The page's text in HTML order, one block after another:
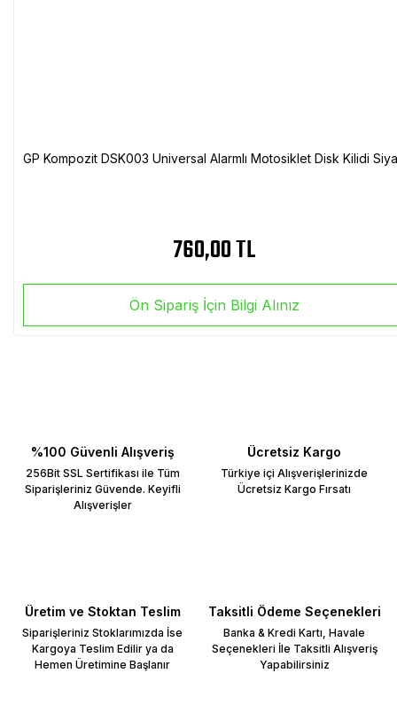
GP Kompozit DSK003 Universal Alarmlı Motosiklet Disk Kilidi
760,00 TL
Ön Sipariş İçin Bilgi Alınız
%100 Güvenli Alışveriş
256Bit SSL Sertifikası ile Tüm
Siparişleriniz Güvende. Keyifli
Alışverişler
Ücretsiz Kargo
Türkiye içi Alışverişlerinizde
Ücretsiz Kargo Fırsatı
Üretim ve Stoktan Teslim
Siparişleriniz Stoklarımızda İse
Kargoya Teslim Edilir ya da
Hemen Üretimine Başlanır
Taksitli Ödeme Seçenekleri
Banka & Kredi Kartı, Havale
Seçenekleri İle Taksitli Alışveriş
Yapabilirsiniz